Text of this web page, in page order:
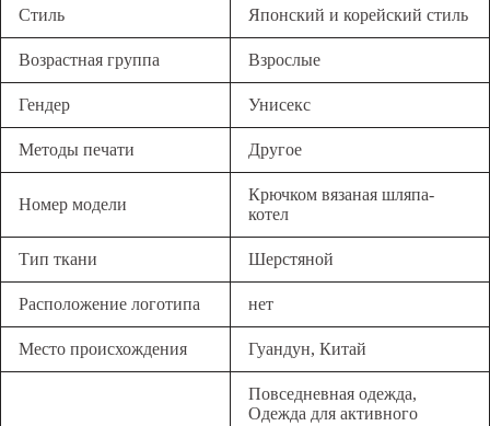
Стиль Японский и корейский стиль
Возрастная группа Взрослые
Гендер Унисекс
Методы печати Другое
Номер модели
Крючком вязаная шляпа-
котел
Тип ткани Шерстяной
Расположение логотипа нет
Место происхождения Гуандун, Китай
Повседневная одежда,
Одежда для активного